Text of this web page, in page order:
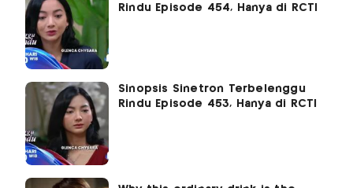
Rindu Episode 454, Hanya di RCTI
Sinopsis Sinetron Terbelenggu
Rindu Episode 453, Hanya di RCTI